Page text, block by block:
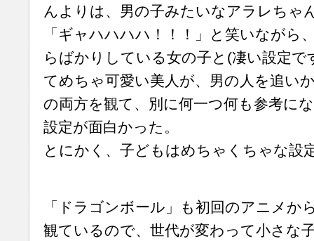
んよりは、男の子みたいなアラレちゃ
「ギャハハハハ！！！」と笑いながら
らばかりしている女の子と(凄い設定で
てめちゃ可愛い美人が、男の人を追い
の両方を観て、別に何一つ何も参考に
設定が面白かった。
とにかく、子どもはめちゃくちゃな設
「ドラゴンボール」も初回のアニメか
観ているので、世代が変わって小さな